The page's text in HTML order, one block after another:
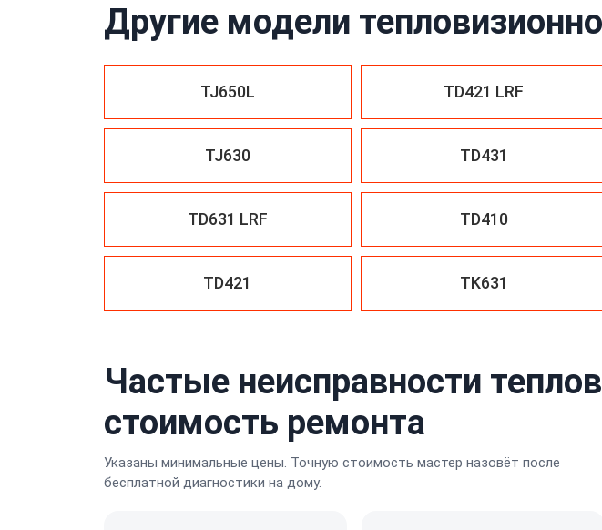
Другие модели
TJ650L TD421 LRF
TJ630 TD431
TD631 LRF TD410
TD421 TK631
Частые неисправности
стоимость ремонта
Указаны минимальные цены. Точную стоимость мастер назовёт после
бесплатной диагностики на дому.